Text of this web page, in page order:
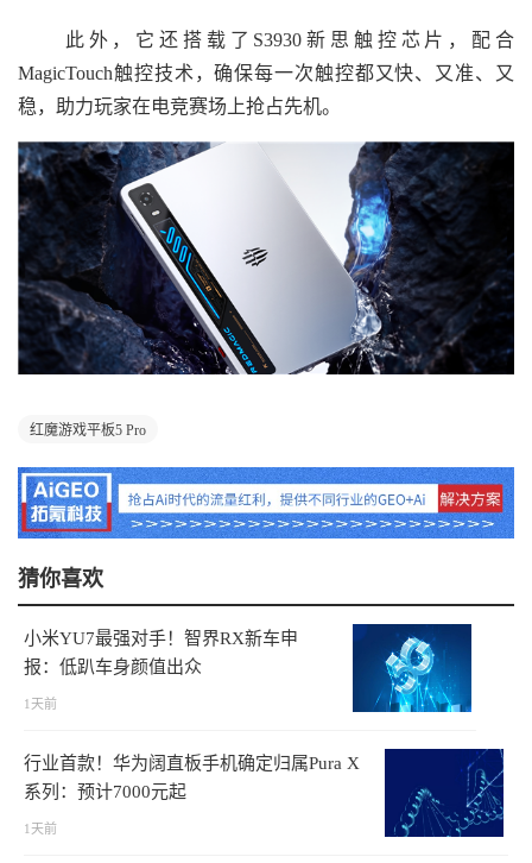
此外，它还搭载了S3930新思触控芯片，配合
MagicTouch触控技术，确保每一次触控都又快、又准、又
稳，助力玩家在电竞赛场上抢占先机。
红魔游戏平板5 Pro
猜你喜欢
小米YU7最强对手！智界RX新车申
报：低趴车身颜值出众
1天前
行业首款！华为阔直板手机确定归属Pura X
系列：预计7000元起
1天前